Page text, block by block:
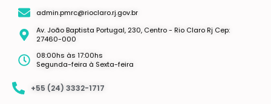
admin.pmrc@rioclaro.rj.gov.br
Av. João Baptista Portugal, 230, Centro - Rio Claro Rj Cep:
27460-000
08:00hs às 17:00hs
Segunda-feira à Sexta-feira
+55 (24) 3332-1717